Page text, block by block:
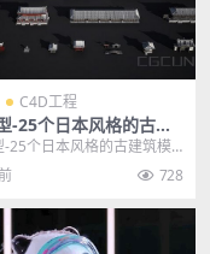
C4D工程
-25个日本风格的古建
格式支持C4D FBX OBJ
-25个日本风格的古建筑模
持C4D FBX OBJ MA 其
728